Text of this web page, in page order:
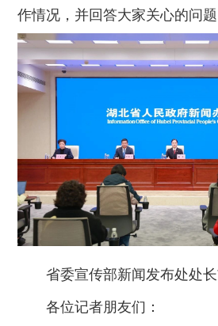
作情况，并回答大家关心的问题
省委宣传部新闻发布处处长
各位记者朋友们：